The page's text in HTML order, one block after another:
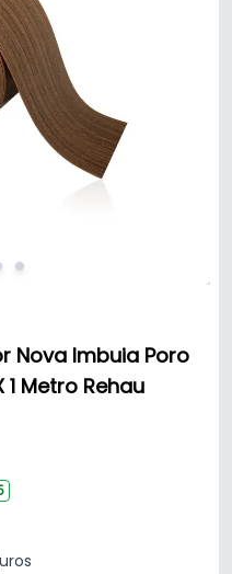
Nova Imbuia Poro
1 Metro Rehau